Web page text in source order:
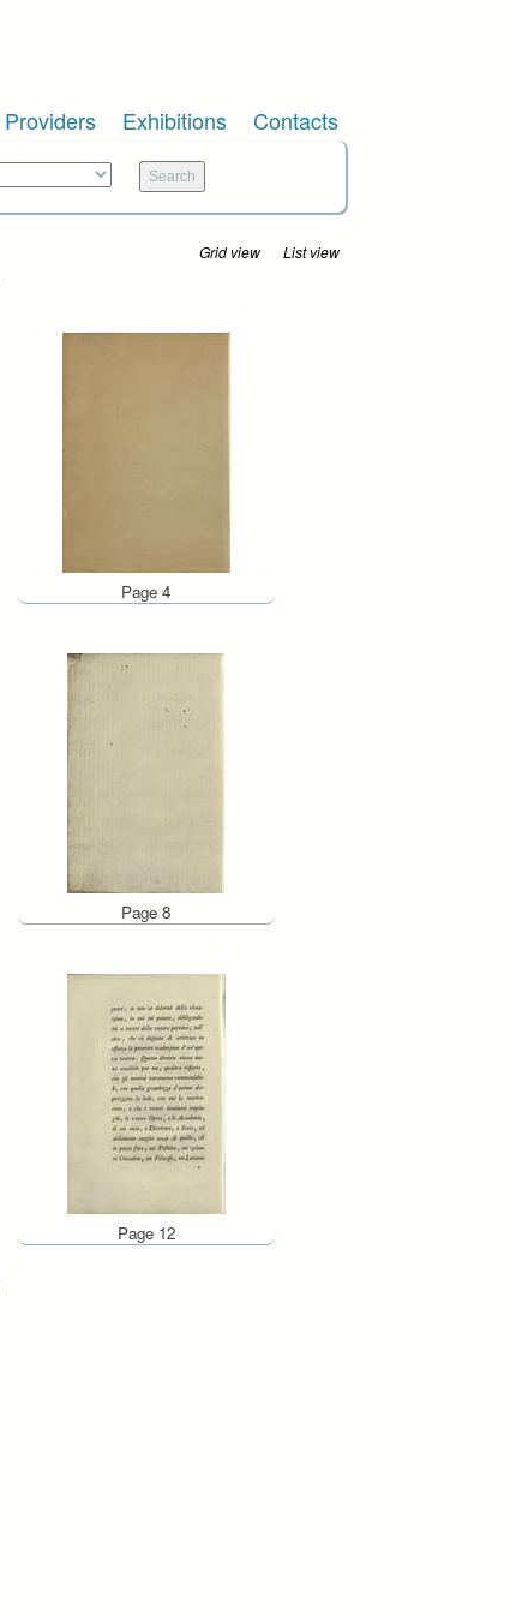
Providers Exhibitions Contacts
Grid view List view
Page 4
Page 8
Page 12